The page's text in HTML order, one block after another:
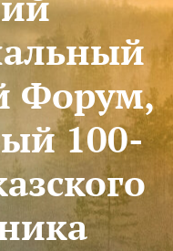
Форум,
100-